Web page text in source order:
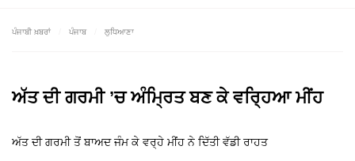
ਪੰਜਾਬੀ ਖ਼ਬਰਾਂ ਪੰਜਾਬ ਲੁਧਿਆਣਾ
ਅੱਤ ਦੀ ਗਰਮੀ ’ਚ ਅੰਮ੍ਰਿਤ ਬਣ ਕੇ ਵਰ੍ਹਿਆ ਮੀਂਹ
ਅੱਤ ਦੀ ਗਰਮੀ ਤੋਂ ਬਾਅਦ ਜੰਮ ਕੇ ਵਰ੍ਹੇ ਮੀਂਹ ਨੇ ਦਿੱਤੀ ਵੱਡੀ ਰਾਹਤ